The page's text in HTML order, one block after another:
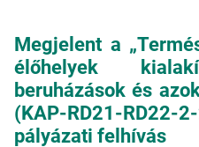
Megjelent a
élőhelyek
beruházások és
(KAP-RD21-
pályázati felhívás